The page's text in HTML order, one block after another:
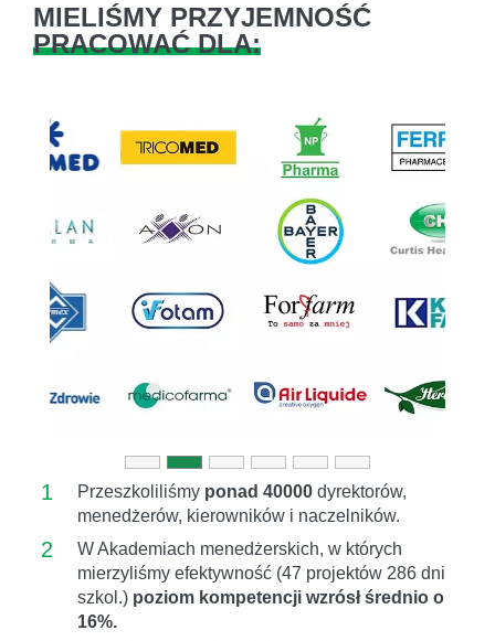
MIELIŚMY PRZYJEMNOŚĆ
PRACOWAĆ DLA:
1 Przeszkoliliśmy ponad 40000 dyrektorów,
menedżerów, kierowników i naczelników.
2
W Akademiach menedżerskich, w których
mierzyliśmy efektywność (47 projektów 286 dni
szkol.) poziom kompetencji wzrósł średnio o
16%.